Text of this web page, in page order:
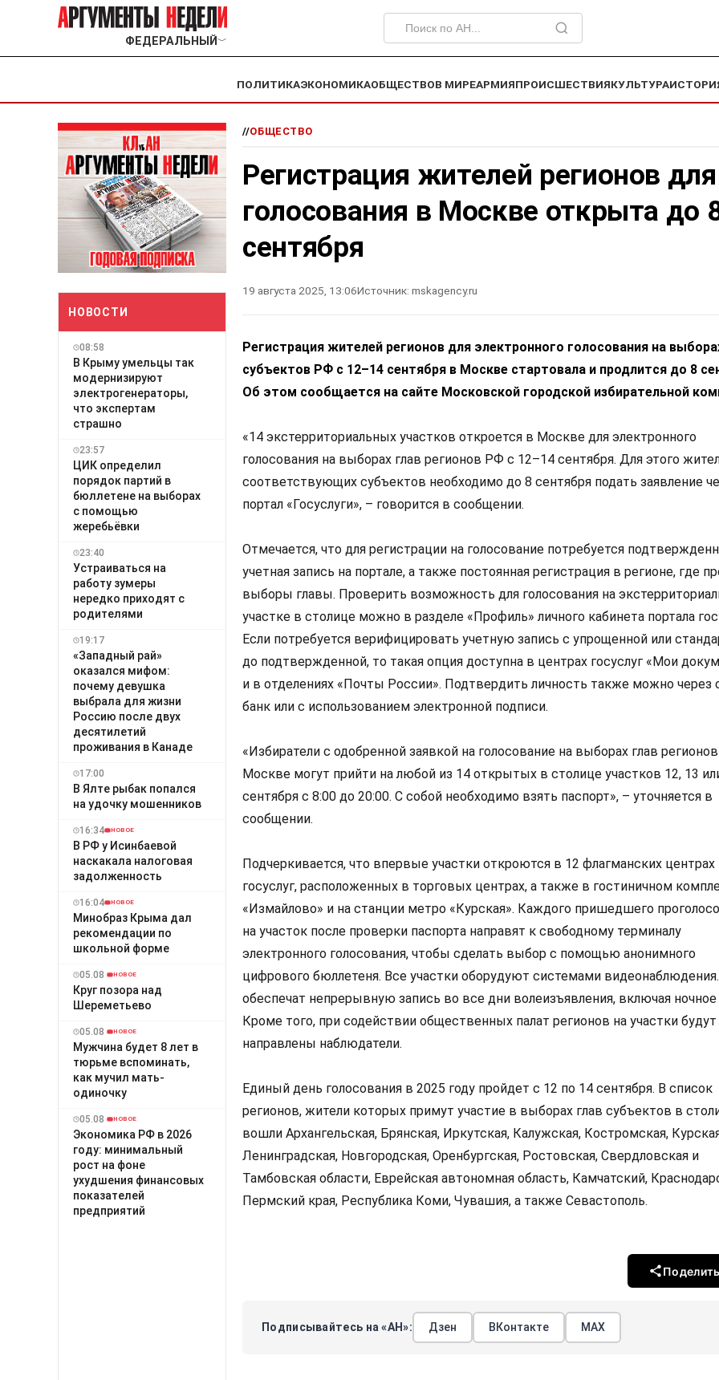
ФЕДЕРАЛЬНЫЙ ﹀
ПОЛИТИКАЭКОНОМИКАОБЩЕСТВОВ МИРЕАРМИЯПРОИСШЕСТВИЯКУЛЬТУРА
НОВОСТИ
08:58
В Крыму умельцы так
модернизируют
электрогенераторы,
что экспертам
страшно
23:57
ЦИК определил
порядок партий в
бюллетене на выборах
с помощью
жеребьёвки
23:40
Устраиваться на
работу зумеры
нередко приходят с
родителями
19:17
«Западный рай»
оказался мифом:
почему девушка
выбрала для жизни
Россию после двух
десятилетий
проживания в Канаде
17:00
В Ялте рыбак попался
на удочку мошенников
16:34 НОВОЕ
В РФ у Исинбаевой
наскакала налоговая
задолженность
16:04 НОВОЕ
Минобраз Крыма дал
рекомендации по
школьной форме
05.08 НОВОЕ
Круг позора над
Шереметьево
05.08 НОВОЕ
Мужчина будет 8 лет в
тюрьме вспоминать,
как мучил мать-
одиночку
05.08 НОВОЕ
Экономика РФ в 2026
году: минимальный
рост на фоне
ухудшения финансовых
показателей
предприятий
//ОБЩЕСТВО
Регистрация жителей регионов для
голосования в Москве открыта до
сентября
19 августа 2025, 13:06Источник: mskagency.ru
Регистрация жителей регионов для электронного голосования на
субъектов РФ с 12–14 сентября в Москве стартовала и продлится до 8
Об этом сообщается на сайте Московской городской избирательной
«14 экстерриториальных участков откроется в Москве для электронного
голосования на выборах глав регионов РФ с 12–14 сентября. Для этого
соответствующих субъектов необходимо до 8 сентября подать заявление
портал «Госуслуги», – говорится в сообщении.
Отмечается, что для регистрации на голосование потребуется
учетная запись на портале, а также постоянная регистрация в регионе, где
выборы главы. Проверить возможность для голосования на
участке в столице можно в разделе «Профиль» личного кабинета портала
Если потребуется верифицировать учетную запись с упрощенной или
до подтвержденной, то такая опция доступна в центрах госуслуг «Мои
и в отделениях «Почты России». Подтвердить личность также можно через
банк или с использованием электронной подписи.
«Избиратели с одобренной заявкой на голосование на выборах глав
Москве могут прийти на любой из 14 открытых в столице участков 12, 13
сентября с 8:00 до 20:00. С собой необходимо взять паспорт», – уточняется в
сообщении.
Подчеркивается, что впервые участки откроются в 12 флагманских центрах
госуслуг, расположенных в торговых центрах, а также в гостиничном
«Измайлово» и на станции метро «Курская». Каждого пришедшего
на участок после проверки паспорта направят к свободному терминалу
электронного голосования, чтобы сделать выбор с помощью анонимного
цифрового бюллетеня. Все участки оборудуют системами
обеспечат непрерывную запись во все дни волеизъявления, включая
Кроме того, при содействии общественных палат регионов на участки будут
направлены наблюдатели.
Единый день голосования в 2025 году пройдет с 12 по 14 сентября. В список
регионов, жители которых примут участие в выборах глав субъектов в
вошли Архангельская, Брянская, Иркутская, Калужская, Костромская,
Ленинградская, Новгородская, Оренбургская, Ростовская, Свердловская и
Тамбовская области, Еврейская автономная область, Камчатский,
Пермский края, Республика Коми, Чувашия, а также Севастополь.
Подписывайтесь на «АН»: Дзен ВКонтакте МАХ